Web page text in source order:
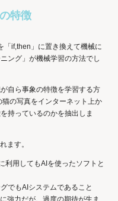
特徴
「if,then」に置き換えて機械に
ング」が機械学習の方法でし
自ら事象の特徴を学習する方
の写真をインターネット上か
持っているのかを抽出しま
ます。
利用してもAIを使ったソフトと
でもAIシステムであること
強力だが、過度の期待が生ま